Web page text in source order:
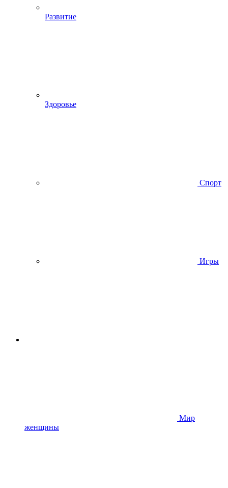
Развитие
Здоровье
Спорт
Игры
Мир
женщины